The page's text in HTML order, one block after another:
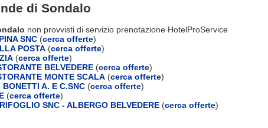
di Sondalo
non provvisti di servizio prenotazione HotelProService
SNC (cerca offerte)
POSTA (cerca offerte)
(cerca offerte)
BELVEDERE (cerca offerte)
MONTE SCALA (cerca offerte)
BONETTI A. E C.SNC (cerca offerte)
(cerca offerte)
SNC - ALBERGO BELVEDERE (cerca offerte)